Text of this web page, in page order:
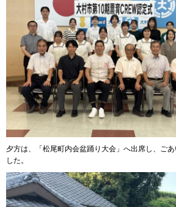
夕方は、「松尾町内会盆踊り大会」へ出席し、ご
した。